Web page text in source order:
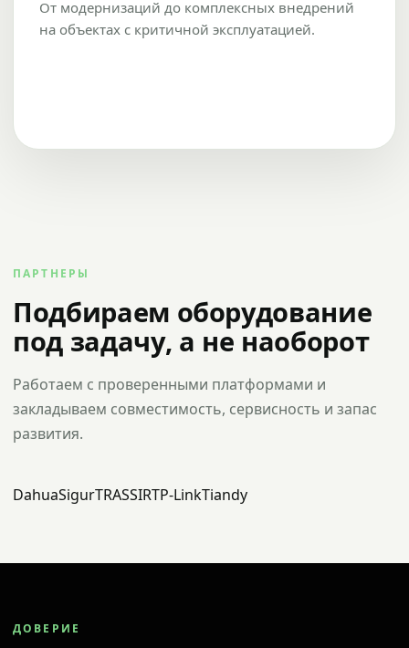
От модернизаций до комплексных внедрений
на объектах с критичной эксплуатацией.
ПАРТНЕРЫ
Подбираем оборудование
под задачу, а не наоборот
Работаем с проверенными платформами и
закладываем совместимость, сервисность и запас
развития.
DahuaSigurTRASSIRTP-LinkTiandy
ДОВЕРИЕ